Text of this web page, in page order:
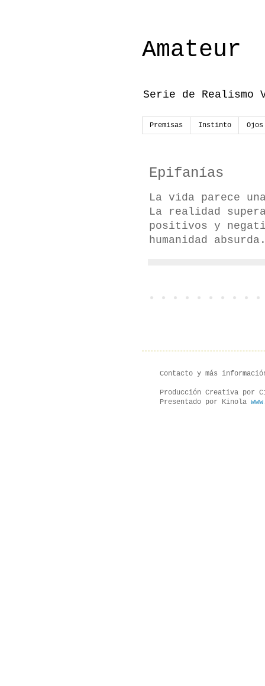
Amateur
Serie de Realismo
Premisas Instinto
Epifanías
La vida parece
La realidad
positivos y
humanidad
Contacto y más
Producción Creativa por
Presentado por Kinola